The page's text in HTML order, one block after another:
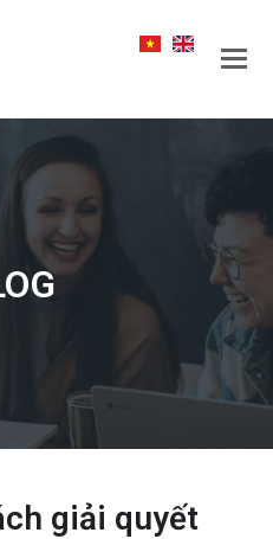
giải quyết